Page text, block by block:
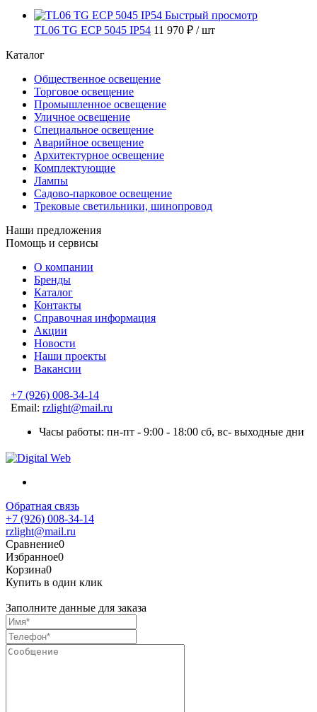
Быстрый просмотр
TL06 TG ECP 5045 IP54 11 970 ₽ / шт
Каталог
Общественное освещение
Торговое освещение
Промышленное освещение
Уличное освещение
Специальное освещение
Аварийное освещение
Архитектурное освещение
Комплектующие
Лампы
Садово-парковое освещение
Трековые светильники, шинопровод
Наши предложения
Помощь и сервисы
О компании
Бренды
Каталог
Контакты
Справочная информация
Акции
Новости
Наши проекты
Вакансии
+7 (926) 008-34-14
Email: rzlight@mail.ru
Часы работы: пн-пт - 9:00 - 18:00 сб, вс- выходные дни
Обратная связь
+7 (926) 008-34-14
rzlight@mail.ru
Сравнение0
Избранное0
Корзина0
Купить в один клик
Заполните данные для заказа